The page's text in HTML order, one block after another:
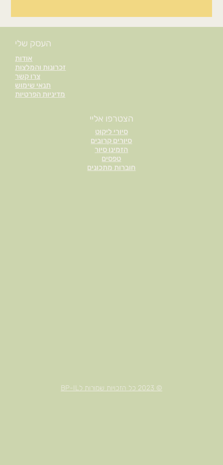
אודות
זכרונות והמלצות
צרו קשר
תנאי שימוש
מדיניות הפרטיות
העסק שלי
סיורי ליקוט
סיורים קרובים
הזמינו סיור
טפסים
חוברות מתכונים
הצטרפו אליי
© 2023 כל הזכויות שמורות לBP-IL